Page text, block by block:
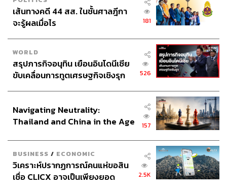
เข้าสู่ใจกลางเมืองอย่างอโศกและทองหล่อได้อย่างสะดวก
สบายเพียงไม่กี่สถานี และรถไฟฟ้าสายสีเหลืองที่สามารถเดิน
ทางไปยังศรีนครินทร์และลาดพร้าวได้อีกด้วย จึงช่วยย่นเวลา
การเดินทางเพื่อให้คุณได้มีเวลาใช้ชีวิตในแบบของตัวเองได้
อย่างเต็มที่
กรุงเทพฯ ฝั่งตะวันออกอย่างเต็มรูปแบบ ทำให้เมกะโปรเจกต์
ต่างๆ เกิดขึ้นมามากมาย รวมถึงสิ่งอำนวยความสะดวกครบ
ครัน ตอบโจทย์ชีวิตที่คนรุ่นใหม่ต้องการ ไม่ว่าจะเป็นออฟฟิศ
นานาชาติ (ICS), โรงเรียนบางกอกพัฒนา, โรงเรียน
นานาชาติคอนคอร์เดียน, โรงเรียนนานาชาติเซนต์ แอน
ดรูว์ส, โรงเรียนนานาชาติราฟเฟิลส์ อเมริกัน กรุงเทพฯ หรือ
โรงพยาบาลชั้นนำอย่าง โรงพยาบาลวัทธนเชฏฐ์ อินเตอร์
เส้นทางคดี 44 สส. ในชั้นศาลฎีกา
จะรู้ผลเมื่อไร
181
WORLD
สรุปภารกิจอนุทิน เยือนอินโดนีเซีย
ขับเคลื่อนการทูตเศรษฐกิจเชิงรุก
526
Navigating Neutrality:
Thailand and China in the Age
157
BUSINESS / ECONOMIC
วิเคราะห์ปรากฏการณ์คนแห่ขอสิน
เชื่อ CLICX อาจเป็นเพียงยอด
2.5K